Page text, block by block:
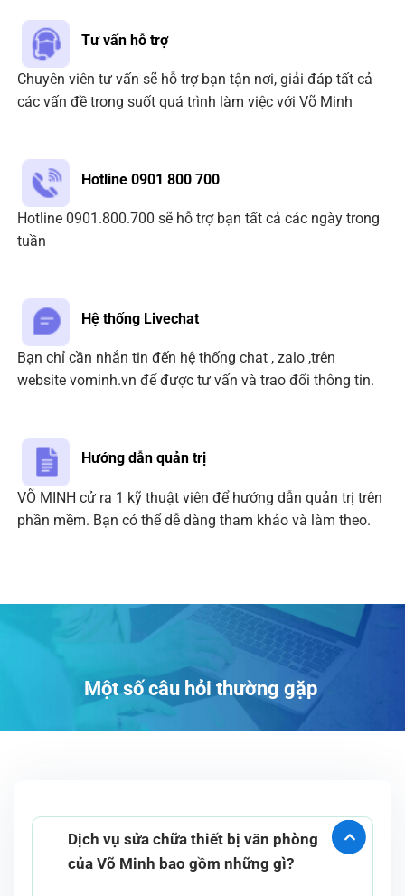
Tư vấn hỗ trợ
Chuyên viên tư vấn sẽ hỗ trợ bạn tận nơi, giải đáp tất cả
các vấn đề trong suốt quá trình làm việc với Võ Minh
Hotline 0901 800 700
Hotline 0901.800.700 sẽ hỗ trợ bạn tất cả các ngày trong
tuần
Hệ thống Livechat
Bạn chỉ cần nhắn tin đến hệ thống chat , zalo ,trên
website vominh.vn để được tư vấn và trao đổi thông tin.
Hướng dẫn quản trị
VÕ MINH cử ra 1 kỹ thuật viên để hướng dẫn quản trị trên
phần mềm. Bạn có thể dễ dàng tham khảo và làm theo.
Một số câu hỏi thường gặp
Dịch vụ sửa chữa thiết bị văn phòng
của Võ Minh bao gồm những gì?